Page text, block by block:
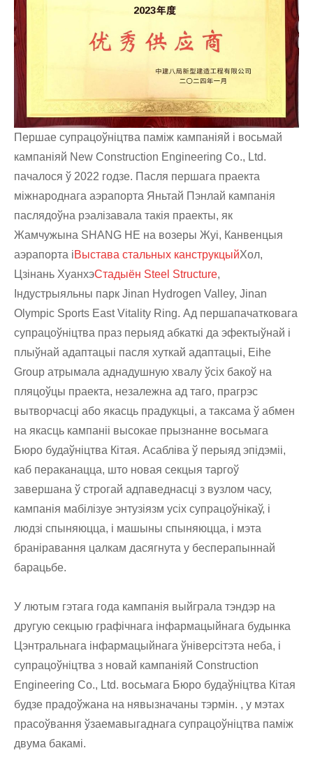
Першае супрацоўніцтва паміж кампаніяй і восьмай
кампаніяй New Construction Engineering Co., Ltd.
пачалося ў 2022 годзе. Пасля першага праекта
міжнароднага аэрапорта Яньтай Пэнлай кампанія
паслядоўна рэалізавала такія праекты, як
Жамчужына SHANG HE на возеры Жуі, Канвенцыя
аэрапорта іВыстава стальных канструкцыйХол,
Цзінань ХуанхэСтадыён Steel Structure,
Індустрыяльны парк Jinan Hydrogen Valley, Jinan
Olympic Sports East Vitality Ring. Ад першапачатковага
супрацоўніцтва праз перыяд абкаткі да эфектыўнай і
плыўнай адаптацыі пасля хуткай адаптацыі, Eihe
Group атрымала аднадушную хвалу ўсіх бакоў на
пляцоўцы праекта, незалежна ад таго, прагрэс
вытворчасці або якасць прадукцыі, а таксама ў абмен
на якасць кампаніі высокае прызнанне восьмага
Бюро будаўніцтва Кітая. Асабліва ў перыяд эпідэміі,
каб пераканацца, што новая секцыя таргоў
завершана ў строгай адпаведнасці з вузлом часу,
кампанія мабілізуе энтузіязм усіх супрацоўнікаў, і
людзі спыняюцца, і машыны спыняюцца, і мэта
браніравання цалкам дасягнута у бесперапыннай
барацьбе.
У лютым гэтага года кампанія выйграла тэндэр на
другую секцыю графічнага інфармацыйнага будынка
Цэнтральнага інфармацыйнага ўніверсітэта неба, і
супрацоўніцтва з новай кампаніяй Construction
Engineering Co., Ltd. восьмага Бюро будаўніцтва Кітая
будзе прадоўжана на нявызначаны тэрмін. , у мэтах
прасоўвання ўзаемавыгаднага супрацоўніцтва паміж
двума бакамі.